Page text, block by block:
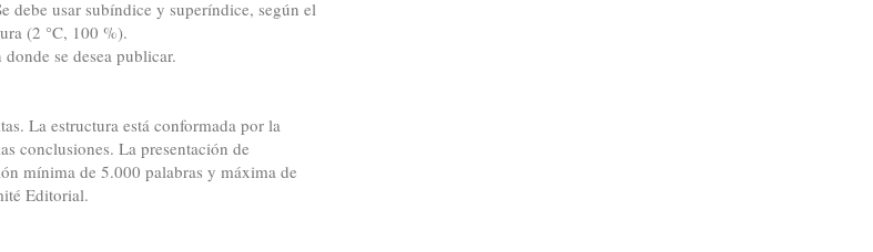
debe usar subíndice y superíndice, según el
(2 °C, 100 %).
se desea publicar.
La estructura está conformada por la
conclusiones. La presentación de
mínima de 5.000 palabras y máxima de
Editorial.